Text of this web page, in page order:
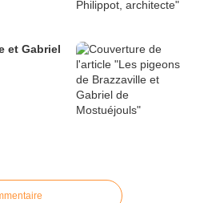
et Gabriel